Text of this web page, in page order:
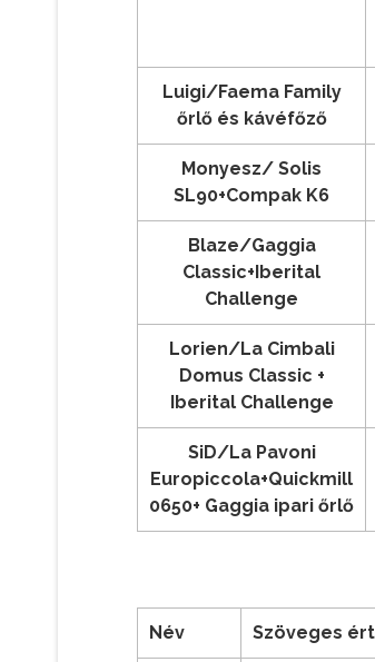
Luigi/Faema Family
őrlő és kávéfőző
Monyesz/ Solis
SL90+Compak K6
Blaze/Gaggia
Classic+Iberital
Challenge
Lorien/La Cimbali
Domus Classic +
Iberital Challenge
SiD/La Pavoni
Europiccola+Quickmill
0650+ Gaggia ipari őrlő
Név Szöveges